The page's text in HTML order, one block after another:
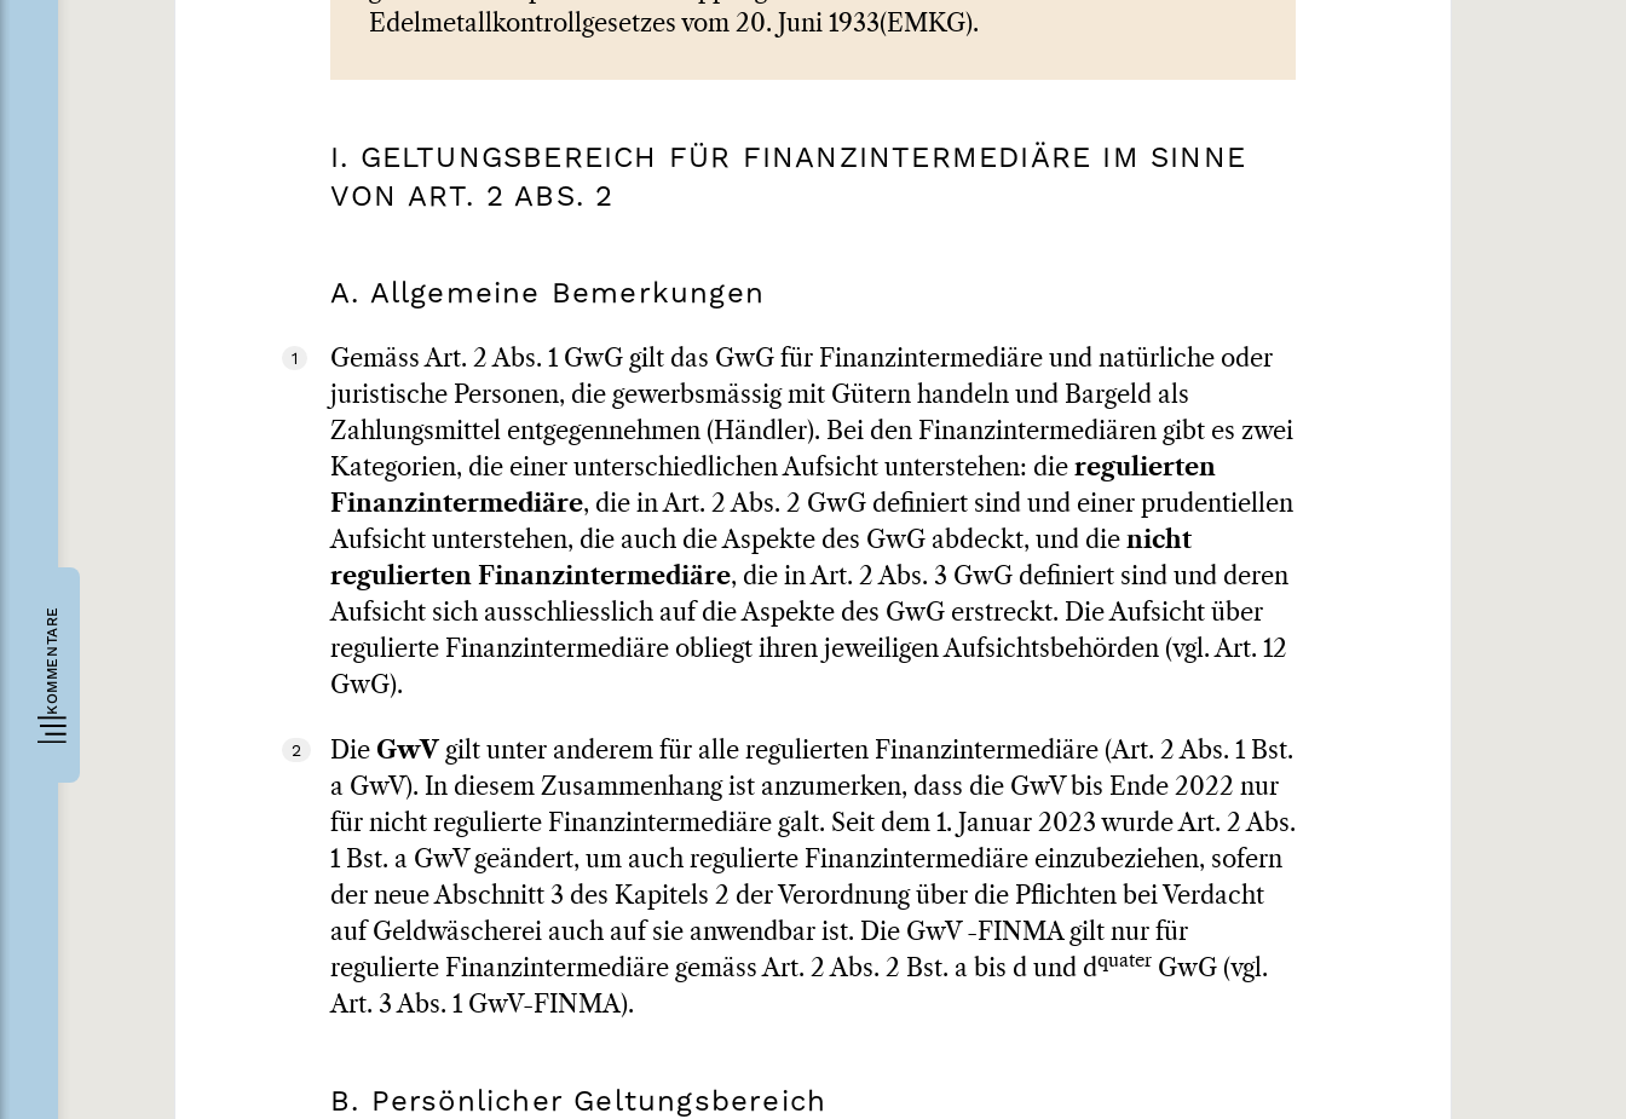
KOMMENTARE
Edelmetallkontrollgesetzes vom 20. Juni 1933(EMKG).
I. GELTUNGSBEREICH FÜR FINANZINTERMEDIÄRE IM SINNE
VON ART. 2 ABS. 2
A. Allgemeine Bemerkungen
1
Gemäss Art. 2 Abs. 1 GwG gilt das GwG für Finanzintermediäre und natürliche oder
juristische Personen, die gewerbsmässig mit Gütern handeln und Bargeld als
Zahlungsmittel entgegennehmen (Händler). Bei den Finanzintermediären gibt es zwei
Kategorien, die einer unterschiedlichen Aufsicht unterstehen: die regulierten
Finanzintermediäre, die in Art. 2 Abs. 2 GwG definiert sind und einer prudentiellen
Aufsicht unterstehen, die auch die Aspekte des GwG abdeckt, und die nicht
regulierten Finanzintermediäre, die in Art. 2 Abs. 3 GwG definiert sind und deren
Aufsicht sich ausschliesslich auf die Aspekte des GwG erstreckt. Die Aufsicht über
regulierte Finanzintermediäre obliegt ihren jeweiligen Aufsichtsbehörden (vgl. Art. 12
GwG).
2 Die GwV gilt unter anderem für alle regulierten Finanzintermediäre (Art. 2 Abs. 1 Bst.
a GwV). In diesem Zusammenhang ist anzumerken, dass die GwV bis Ende 2022 nur
für nicht regulierte Finanzintermediäre galt. Seit dem 1. Januar 2023 wurde Art. 2 Abs.
1 Bst. a GwV geändert, um auch regulierte Finanzintermediäre einzubeziehen, sofern
der neue Abschnitt 3 des Kapitels 2 der Verordnung über die Pflichten bei Verdacht
auf Geldwäscherei auch auf sie anwendbar ist. Die GwV -FINMA gilt nur für
regulierte Finanzintermediäre gemäss Art. 2 Abs. 2 Bst. a bis d und dquater GwG (vgl.
Art. 3 Abs. 1 GwV-FINMA).
B. Persönlicher Geltungsbereich